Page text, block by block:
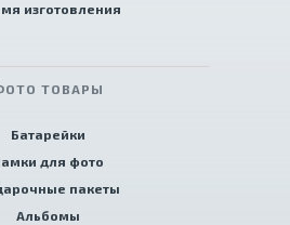
изготовления
ТОВАРЫ
Батарейки
для фото
пакеты
Альбомы